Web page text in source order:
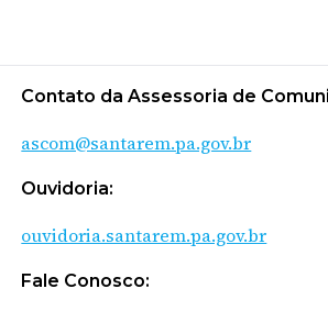
Contato da Assessoria de
ascom@santarem.pa.gov.br
Ouvidoria:
ouvidoria.santarem.pa.gov.br
Fale Conosco: